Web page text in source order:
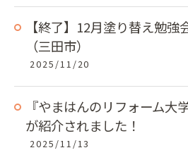
【終了】12月塗り替え勉強
（三田市）
2025/11/20
『やまはんのリフォーム大
が紹介されました！
2025/11/13